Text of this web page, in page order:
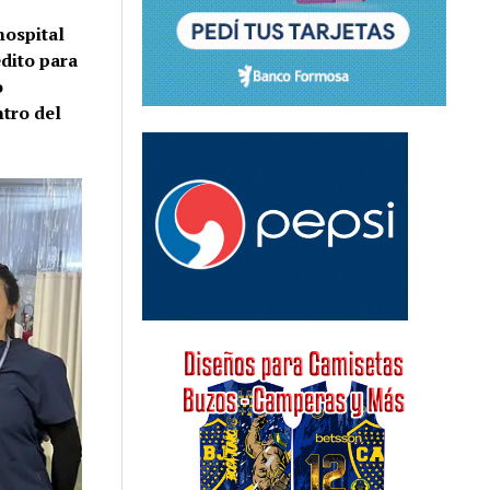
para
del